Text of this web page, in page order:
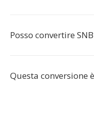
Posso convertire
Questa conversione